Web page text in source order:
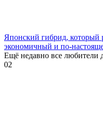
Японский гибрид, который
экономичный и по-
Ещё недавно все любители
02